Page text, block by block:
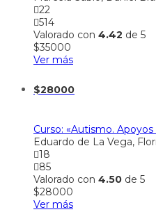
22
514
Valorado con 4.42 de 5
$35000
Ver más
$28000
Curso: «Autismo. Apoyos
Eduardo de La Vega,
18
85
Valorado con 4.50 de 5
$28000
Ver más